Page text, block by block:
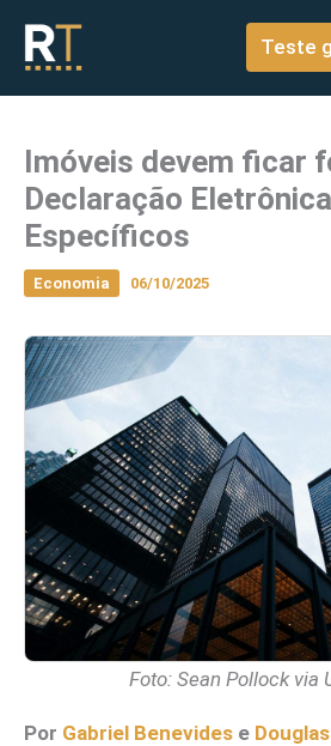
conteúdo
Teste
Imóveis devem ficar
Declaração
Específicos
Economia 06/10/2025
Foto: Sean Pollock via
Por Gabriel Benevides e